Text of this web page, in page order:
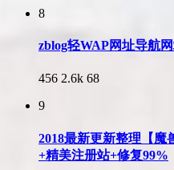
8
zblog轻WAP网址导航
456 2.6k 68
9
2018最新更新整理【魔
+精美注册站+修复99%